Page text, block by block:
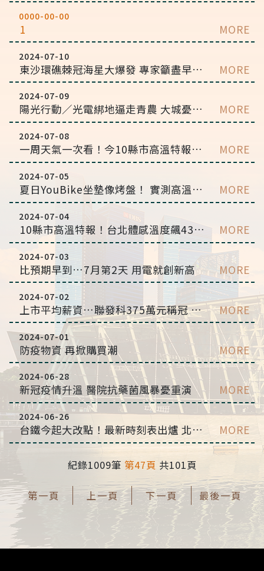
0000-00-00
1 MORE
2024-07-10
東沙環礁棘冠海星大爆發 專家籲盡早清除 MORE
2024-07-09
陽光行動／光電綁地逼走青農 大城憂滅村 MORE
2024-07-08
一周天氣一次看！今10縣市高溫特報 慎防午後雷陣雨 MORE
2024-07-05
夏日YouBike坐墊像烤盤！ 實測高溫「飆破70度」 MORE
2024-07-04
10縣市高溫特報！台北體感溫度飆43度 嘉義以南慎防午後雷陣雨 MORE
2024-07-03
比預期早到…7月第2天 用電就創新高 MORE
2024-07-02
上市平均薪資…聯發科375萬元稱冠 台積284萬排第7 MORE
2024-07-01
防疫物資 再掀購買潮 MORE
2024-06-28
新冠疫情升溫 醫院抗藥菌風暴憂重演 MORE
2024-06-26
台鐵今起大改點！最新時刻表出爐 北高直達車「3.5小時就到」 MORE
紀錄1009筆 第47頁 共101頁
第一頁 上一頁 下一頁 最後一頁